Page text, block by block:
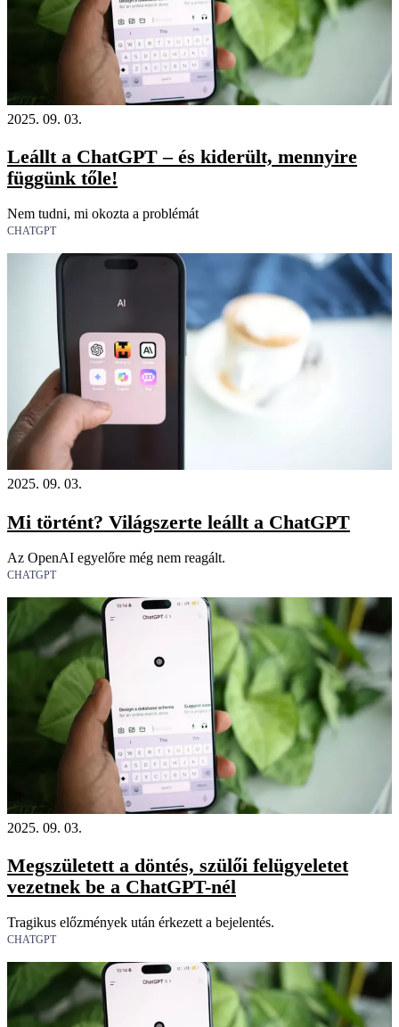
2025. 09. 03.
Leállt a ChatGPT – és kiderült, mennyire
függünk tőle!
Nem tudni, mi okozta a problémát
CHATGPT
2025. 09. 03.
Mi történt? Világszerte leállt a ChatGPT
Az OpenAI egyelőre még nem reagált.
CHATGPT
2025. 09. 03.
Megszületett a döntés, szülői felügyeletet
vezetnek be a ChatGPT-nél
Tragikus előzmények után érkezett a bejelentés.
CHATGPT